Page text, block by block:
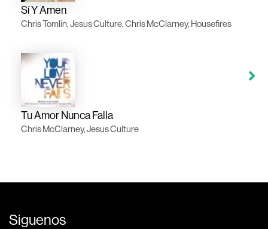
Sí Y Amen
Chris Tomlin, Jesus Culture, Chris McClarney, Housefires
Tu Amor Nunca Falla
Chris McClarney, Jesus Culture
Siguenos